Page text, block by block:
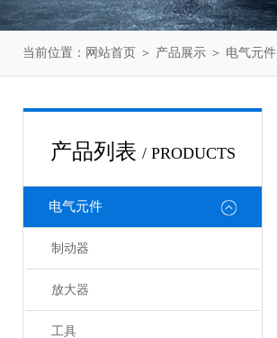
当前位置： 网站首页 ＞ 产品展示 ＞ 电气元件
产品列表 / PRODUCTS
电气元件
制动器
放大器
工具